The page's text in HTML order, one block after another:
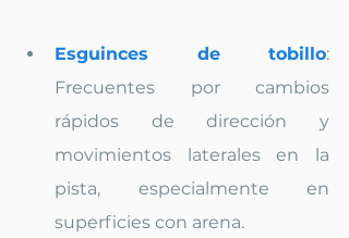
Esguinces de tobillo:
Frecuentes por cambios
rápidos de dirección y
movimientos laterales en la
pista, especialmente en
superficies con arena.